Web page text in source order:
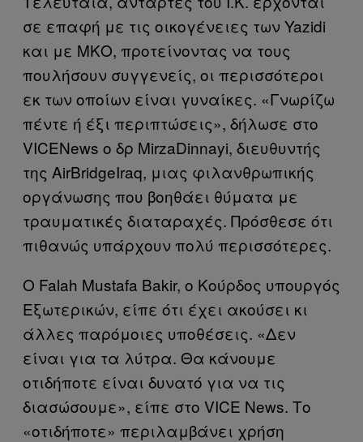
σε επαφή με τις οικογένειες των Yazidi
και με ΜΚΟ, προτείνοντας να τους
πουλήσουν συγγενείς, οι περισσότεροι
εκ των οποίων είναι γυναίκες. «Γνωρίζω
πέντε ή έξι περιπτώσεις», δήλωσε στο
VICENews ο δρ MirzaDinnayi, διευθυντής
της AirBridgeIraq, μιας φιλανθρωπικής
οργάνωσης που βοηθάει θύματα με
τραυματικές διαταραχές. Πρόσθεσε ότι
πιθανώς υπάρχουν πολύ περισσότερες.
Ο Falah Mustafa Bakir, ο Κούρδος υπουργός
Εξωτερικών, είπε ότι έχει ακούσει κι
άλλες παρόμοιες υποθέσεις. «Δεν
είναι για τα λύτρα. Θα κάνουμε
οτιδήποτε είναι δυνατό για να τις
διασώσουμε», είπε στο VICE News. Το
«οτιδήποτε» περιλαμβάνει χρήση